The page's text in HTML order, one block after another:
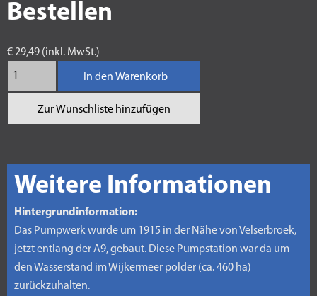
Bestellen
€ 29,49 (inkl. MwSt.)
In den Warenkorb
Zur Wunschliste hinzufügen
Weitere Informationen
Hintergrundinformation:
Das Pumpwerk wurde um 1915 in der Nähe von Velserbroek,
jetzt entlang der A9, gebaut. Diese Pumpstation war da um
den Wasserstand im Wijkermeer polder (ca. 460 ha)
zurückzuhalten.